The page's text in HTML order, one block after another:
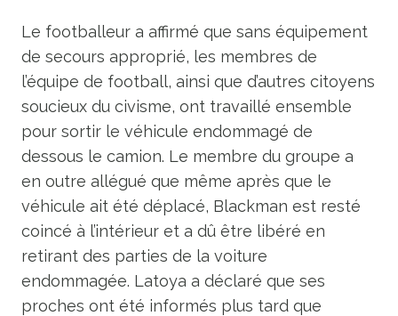
Le footballeur a affirmé que sans équipement
de secours approprié, les membres de
l’équipe de football, ainsi que d’autres citoyens
soucieux du civisme, ont travaillé ensemble
pour sortir le véhicule endommagé de
dessous le camion. Le membre du groupe a
en outre allégué que même après que le
véhicule ait été déplacé, Blackman est resté
coincé à l’intérieur et a dû être libéré en
retirant des parties de la voiture
endommagée. Latoya a déclaré que ses
proches ont été informés plus tard que